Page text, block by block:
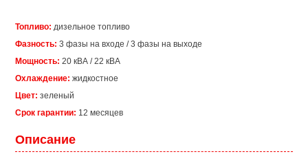
Топливо:дизельное топливо
Фазность:3 фазы на входе / 3 фазы на выходе
Мощность:20 кВА / 22 кВА
Охлаждение:жидкостное
Цвет:зеленый
Срок гарантии: 12 месяцев
Описание